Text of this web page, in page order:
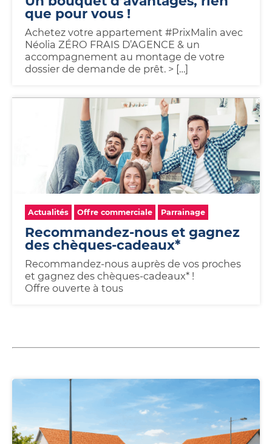
appartements
étudiants
Garage
ou
place
parking
ma
location
Néolia
Achetez
votre
garage
ou
place
Néolia
que pour vous !
Achetez votre appartement #PrixMalin avec
Néolia ZÉRO FRAIS D’AGENCE & un
accompagnement au montage de votre
dossier de demande de prêt. > […]
Actualités Offre commerciale Parrainage
Recommandez-nous et gagnez
des chèques-cadeaux*
Recommandez-nous auprès de vos proches
et gagnez des chèques-cadeaux* !
Offre ouverte à tous